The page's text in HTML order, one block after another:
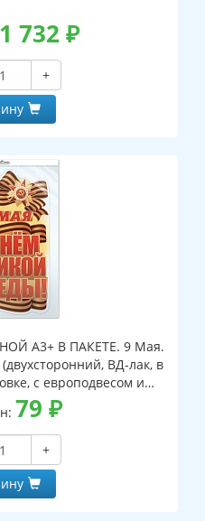
1 732 ₽
+
А3+ В ПАКЕТЕ. 9 Мая.
ВД-лак, в
с европодвесом и
79 ₽
+